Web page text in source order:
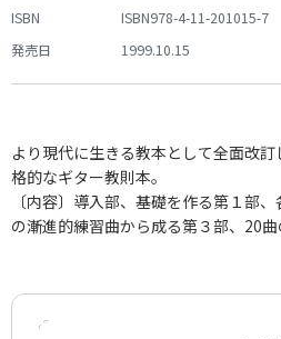
ISBN
ISBN978-4-11-201015-7
発売日
1999.10.15
より現代に生きる教本として全面改
格的なギター教則本。
〔内容〕導入部、基礎を作る第１部
の漸進的練習曲から成る第３部、20曲